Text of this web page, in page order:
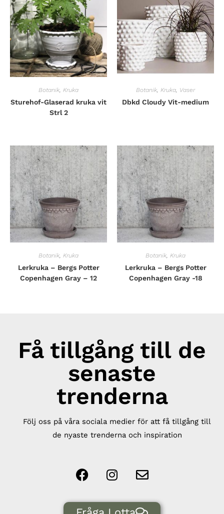
Botanik, Kruka
Sturehof-Glaserad kruka vit
Strl 2
Botanik, Kruka, Vaser
Dbkd Cloudy Vit-medium
Botanik, Kruka
Lerkruka – Bergs Potter
Copenhagen Gray – 12
Botanik, Kruka
Lerkruka – Bergs Potter
Copenhagen Gray -18
Få tillgång till de
senaste
trenderna
Följ oss på våra sociala medier för att få tillgång till
de nyaste trenderna och inspiration